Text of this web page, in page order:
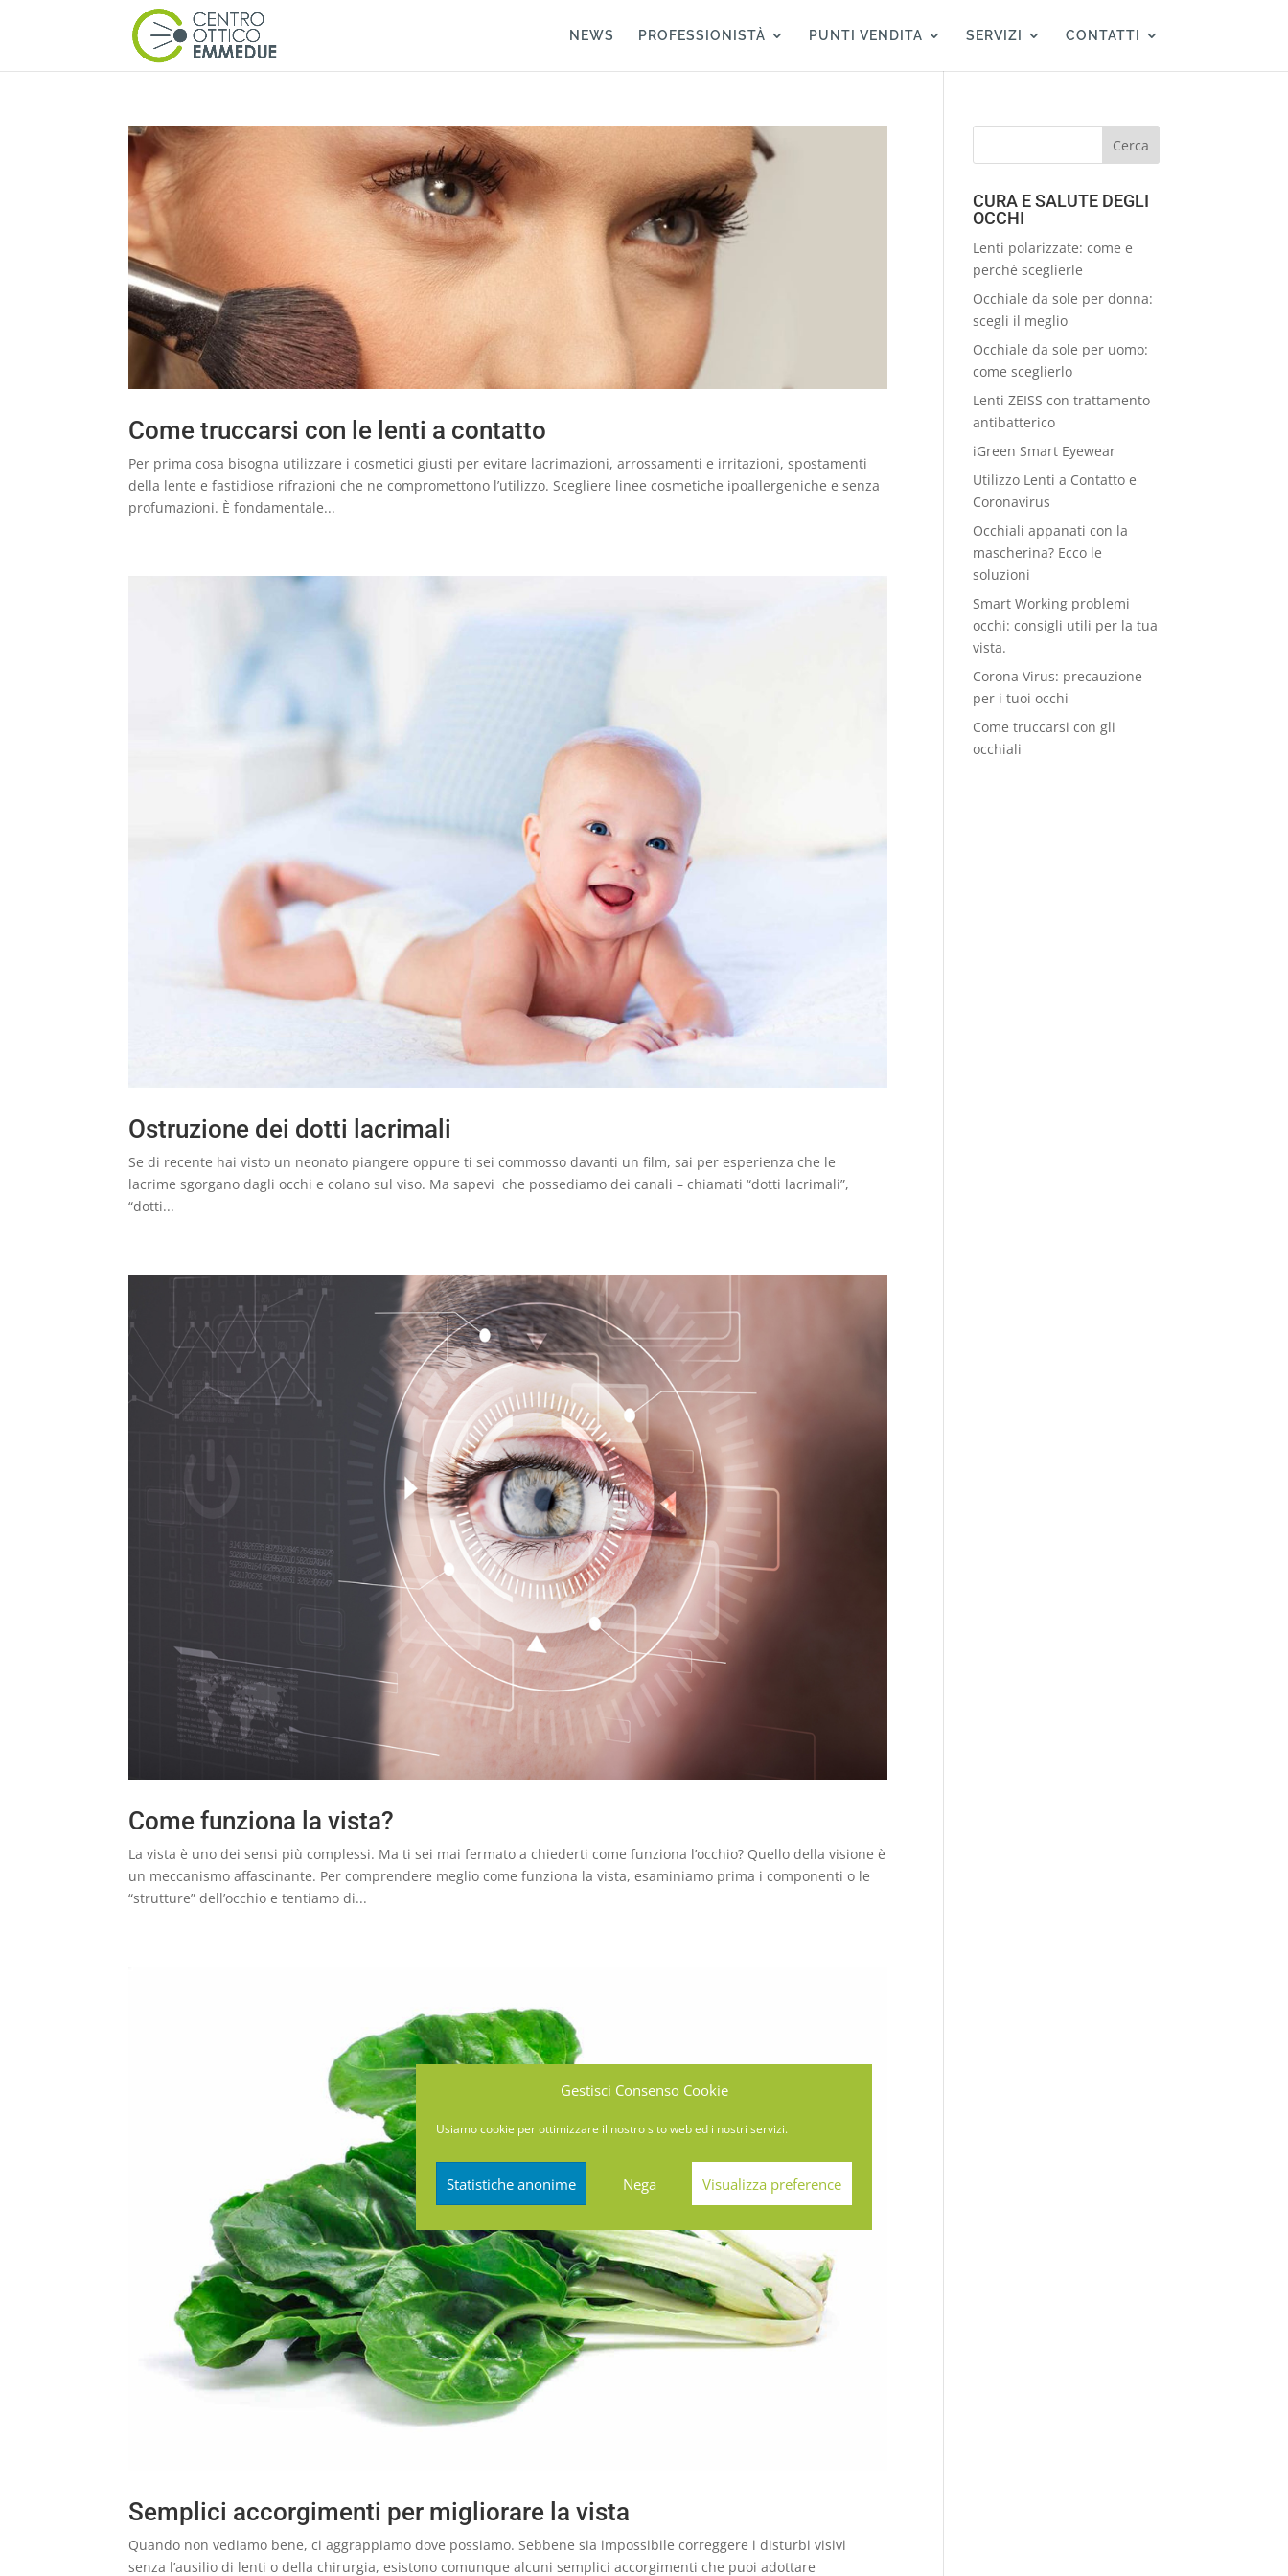
Gestisci Consenso Cookie
Usiamo cookie per ottimizzare il nostro sito web ed i nostri servizi.
Statistiche anonime Nega Visualizza preference
NEWS PROFESSIONISTÀ PUNTI VENDITA SERVIZI CONTATTI
Come truccarsi con le lenti a contatto
Per prima cosa bisogna utilizzare i cosmetici giusti per evitare lacrimazioni, arrossamenti e irritazioni, spostamenti
della lente e fastidiose rifrazioni che ne compromettono l’utilizzo. Scegliere linee cosmetiche ipoallergeniche e senza
profumazioni. È fondamentale...
Ostruzione dei dotti lacrimali
Se di recente hai visto un neonato piangere oppure ti sei commosso davanti un film, sai per esperienza che le
lacrime sgorgano dagli occhi e colano sul viso. Ma sapevi che possediamo dei canali – chiamati “dotti lacrimali”,
“dotti...
Come funziona la vista?
La vista è uno dei sensi più complessi. Ma ti sei mai fermato a chiederti come funziona l’occhio? Quello della visione è
un meccanismo affascinante. Per comprendere meglio come funziona la vista, esaminiamo prima i componenti o le
“strutture” dell’occhio e tentiamo di...
Semplici accorgimenti per migliorare la vista
Quando non vediamo bene, ci aggrappiamo dove possiamo. Sebbene sia impossibile correggere i disturbi visivi
senza l’ausilio di lenti o della chirurgia, esistono comunque alcuni semplici accorgimenti che puoi adottare
CURA E SALUTE DEGLI
OCCHI
Lenti polarizzate: come e
perché sceglierle
Occhiale da sole per donna:
scegli il meglio
Occhiale da sole per uomo:
come sceglierlo
Lenti ZEISS con trattamento
antibatterico
iGreen Smart Eyewear
Utilizzo Lenti a Contatto e
Coronavirus
Occhiali appanati con la
mascherina? Ecco le
soluzioni
Smart Working problemi
occhi: consigli utili per la tua
vista.
Corona Virus: precauzione
per i tuoi occhi
Come truccarsi con gli
occhiali